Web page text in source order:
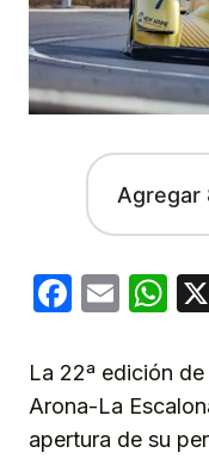
Agregar
Email
La 22ª edición
Arona-La
apertura de su